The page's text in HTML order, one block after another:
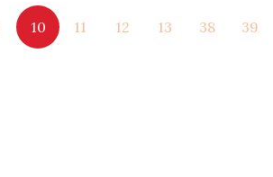
Tham vấn Interlink
10 11 12 13 38 39